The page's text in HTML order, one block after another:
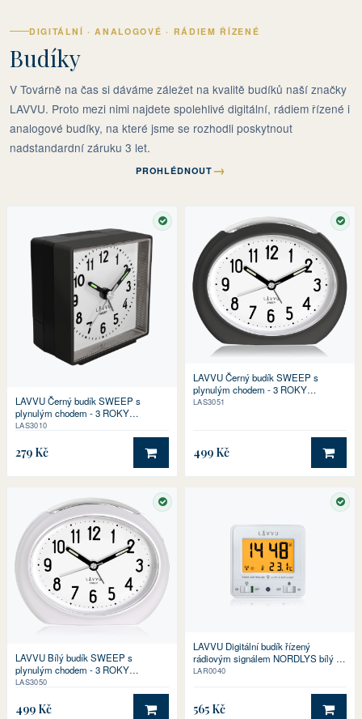
DIGITÁLNÍ · ANALOGOVÉ · RÁDIEM ŘÍZENÉ
Budíky
V Továrně na čas si dáváme záležet na kvalitě budíků naší značky
LAVVU. Proto mezi nimi najdete spolehlivé digitální, rádiem řízené i
analogové budíky, na které jsme se rozhodli poskytnout
nadstandardní záruku 3 let.
PROHLÉDNOUT →
SKLADEM
LAVVU Černý budík SWEEP s
plynulým chodem - 3 ROKY
ZÁRUKA!
LAS3010
279 Kč DO KOŠÍKU
LAVVU Černý budík SWEEP s
plynulým chodem - 3 ROKY
ZÁRUKA!
LAS3051
499 Kč DO
SKLADEM
LAVVU Bílý budík SWEEP s
plynulým chodem - 3 ROKY
ZÁRUKA!
LAS3050
499 Kč DO KOŠÍKU
LAVVU Digitální budík řízený
rádiovým signálem NORDLYS bílý se
světelným senzorem
LAR0040
565 Kč DO